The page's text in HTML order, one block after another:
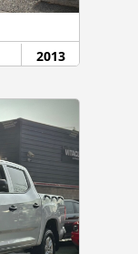
2013